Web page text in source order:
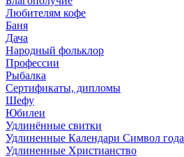
Любителям кофе
Баня
Дача
Народный фольклор
Профессии
Рыбалка
Сертификаты, дипломы
Шефу
Юбилеи
Удлинённые свитки
Удлиненные Календари Символ года
Удлиненные Христианство